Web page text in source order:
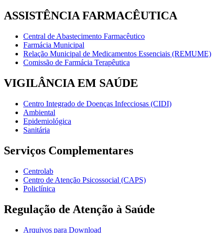
ASSISTÊNCIA FARMACÊUTICA
Central de Abastecimento Farmacêutico
Farmácia Municipal
Relação Municipal de Medicamentos Essenciais (REMUME)
Comissão de Farmácia Terapêutica
VIGILÂNCIA EM SAÚDE
Centro Integrado de Doenças Infecciosas (CIDI)
Ambiental
Epidemiológica
Sanitária
Serviços Complementares
Centrolab
Centro de Atenção Psicossocial (CAPS)
Policlínica
Regulação de Atenção à Saúde
Arquivos para Download